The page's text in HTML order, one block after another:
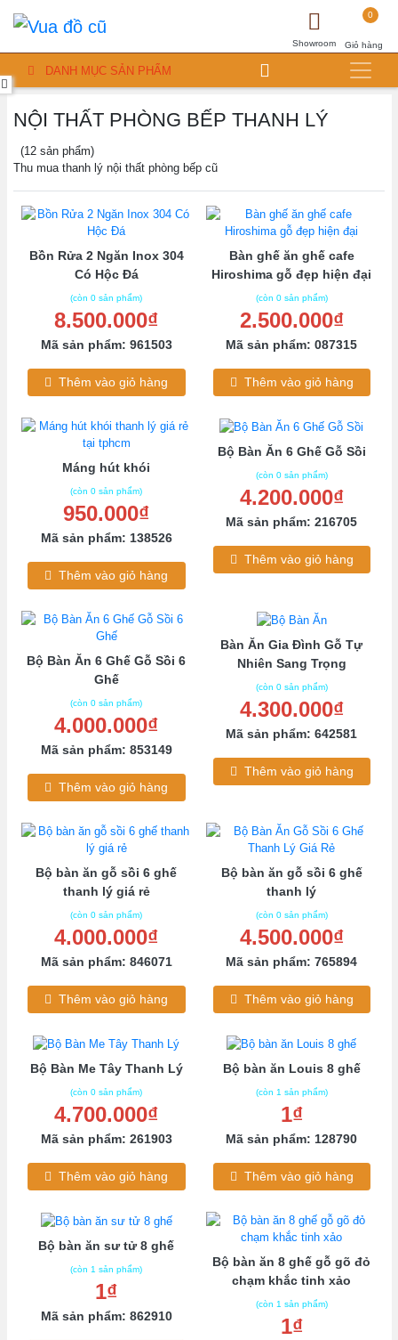
0
Giỏ hàng
Showroom
DANH MỤC SẢN PHẨM
NỘI THẤT PHÒNG BẾP THANH LÝ
(12 sản phẩm)
Thu mua thanh lý nội thất phòng bếp cũ
Bồn Rửa 2 Ngăn Inox 304
Có Hộc Đá
(còn 0 sản phẩm)
8.500.000₫
Mã sản phẩm: 961503
Thêm vào giỏ hàng
Bàn ghế ăn ghế cafe
Hiroshima gỗ đẹp hiện đại
(còn 0 sản phẩm)
2.500.000₫
Mã sản phẩm: 087315
Thêm vào giỏ hàng
Máng hút khói
(còn 0 sản phẩm)
950.000₫
Mã sản phẩm: 138526
Thêm vào giỏ hàng
Bộ Bàn Ăn 6 Ghế Gỗ Sồi
(còn 0 sản phẩm)
4.200.000₫
Mã sản phẩm: 216705
Thêm vào giỏ hàng
Bộ Bàn Ăn 6 Ghế Gỗ Sồi 6
Ghế
(còn 0 sản phẩm)
4.000.000₫
Mã sản phẩm: 853149
Thêm vào giỏ hàng
Bàn Ăn Gia Đình Gỗ Tự
Nhiên Sang Trọng
(còn 0 sản phẩm)
4.300.000₫
Mã sản phẩm: 642581
Thêm vào giỏ hàng
Bộ bàn ăn gỗ sồi 6 ghế
thanh lý giá rẻ
(còn 0 sản phẩm)
4.000.000₫
Mã sản phẩm: 846071
Thêm vào giỏ hàng
Bộ bàn ăn gỗ sồi 6 ghế
thanh lý
(còn 0 sản phẩm)
4.500.000₫
Mã sản phẩm: 765894
Thêm vào giỏ hàng
Bộ Bàn Me Tây Thanh Lý
(còn 0 sản phẩm)
4.700.000₫
Mã sản phẩm: 261903
Thêm vào giỏ hàng
Bộ bàn ăn Louis 8 ghế
(còn 1 sản phẩm)
1₫
Mã sản phẩm: 128790
Thêm vào giỏ hàng
Bộ bàn ăn sư tử 8 ghế
(còn 1 sản phẩm)
1₫
Mã sản phẩm: 862910
Bộ bàn ăn 8 ghế gỗ gõ đỏ
chạm khắc tinh xảo
(còn 1 sản phẩm)
1₫